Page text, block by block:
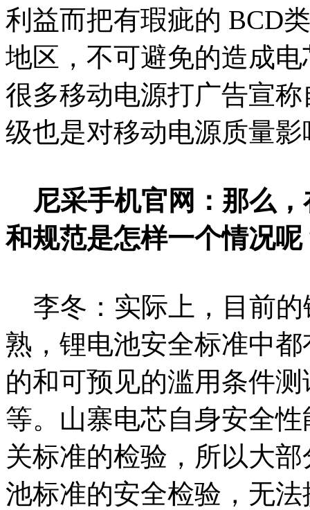
利益而把有瑕疵的 BCD
地区，不可避免的造成
很多移动电源打广告宣
级也是对移动电源质量
尼采手机官网：那么
和规范是怎样一个情况呢
李冬：实际上，目前
熟，锂电池安全标准中
的和可预见的滥用条件
等。山寨电芯自身安全
关标准的检验，所以大
池标准的安全检验，无